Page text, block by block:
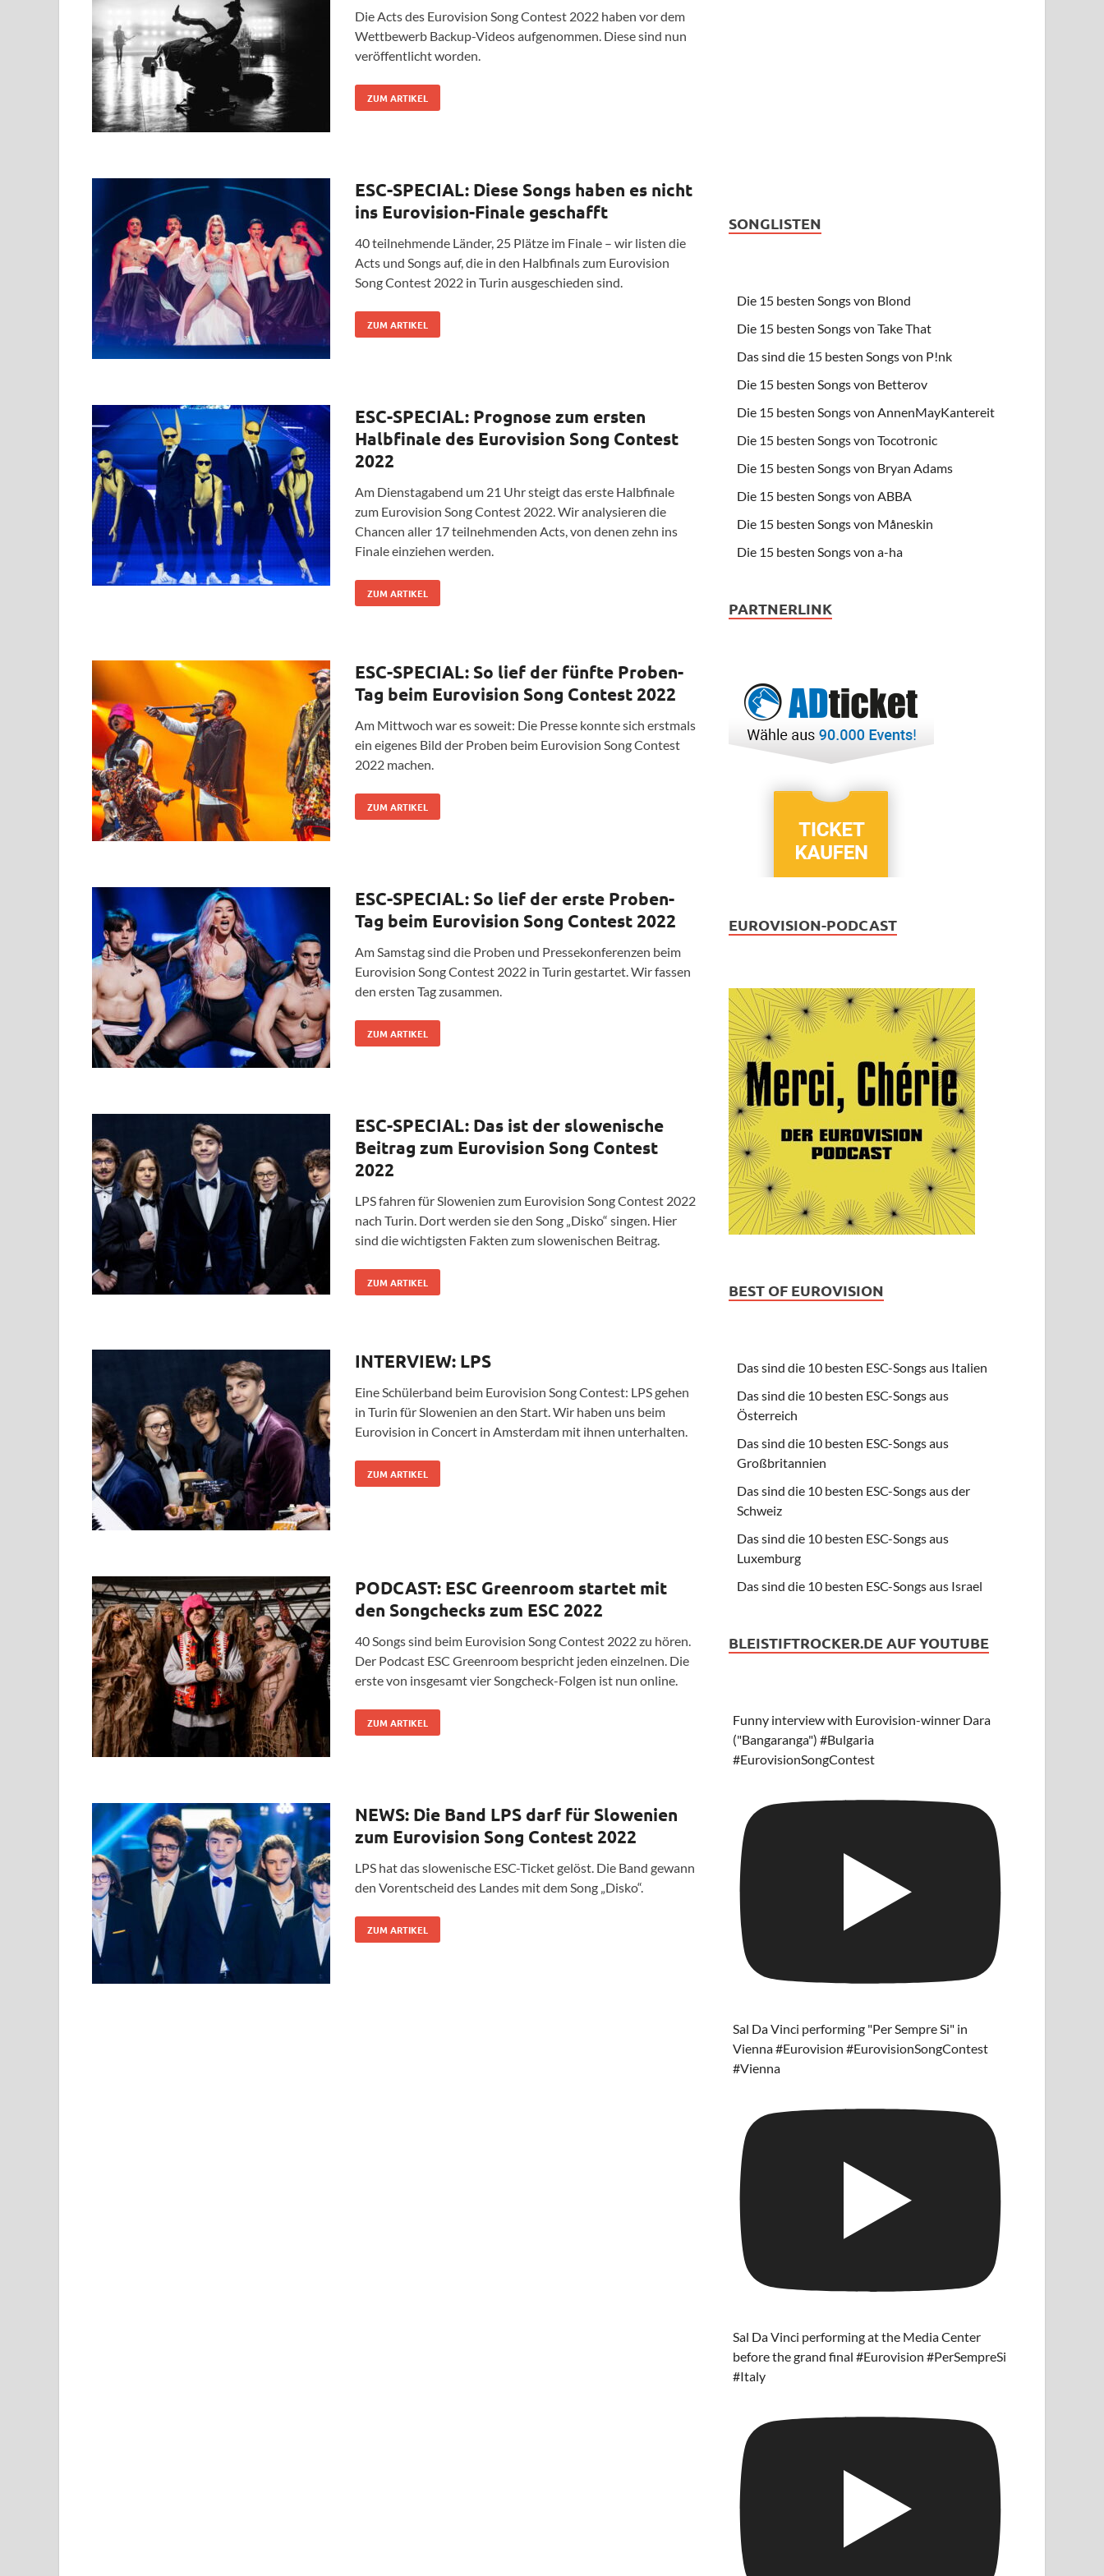
Die Acts des Eurovision Song Contest 2022 haben vor dem
Wettbewerb Backup-Videos aufgenommen. Diese sind nun
veröffentlicht worden.
ZUM ARTIKEL
ESC-SPECIAL: Diese Songs haben es nicht
ins Eurovision-Finale geschafft
40 teilnehmende Länder, 25 Plätze im Finale – wir listen die
Acts und Songs auf, die in den Halbfinals zum Eurovision
Song Contest 2022 in Turin ausgeschieden sind.
ZUM ARTIKEL
ESC-SPECIAL: Prognose zum ersten
Halbfinale des Eurovision Song Contest
2022
Am Dienstagabend um 21 Uhr steigt das erste Halbfinale
zum Eurovision Song Contest 2022. Wir analysieren die
Chancen aller 17 teilnehmenden Acts, von denen zehn ins
Finale einziehen werden.
ZUM ARTIKEL
ESC-SPECIAL: So lief der fünfte Proben-
Tag beim Eurovision Song Contest 2022
Am Mittwoch war es soweit: Die Presse konnte sich erstmals
ein eigenes Bild der Proben beim Eurovision Song Contest
2022 machen.
ZUM ARTIKEL
ESC-SPECIAL: So lief der erste Proben-
Tag beim Eurovision Song Contest 2022
Am Samstag sind die Proben und Pressekonferenzen beim
Eurovision Song Contest 2022 in Turin gestartet. Wir fassen
den ersten Tag zusammen.
ZUM ARTIKEL
ESC-SPECIAL: Das ist der slowenische
Beitrag zum Eurovision Song Contest
2022
LPS fahren für Slowenien zum Eurovision Song Contest 2022
nach Turin. Dort werden sie den Song „Disko“ singen. Hier
sind die wichtigsten Fakten zum slowenischen Beitrag.
ZUM ARTIKEL
INTERVIEW: LPS
Eine Schülerband beim Eurovision Song Contest: LPS gehen
in Turin für Slowenien an den Start. Wir haben uns beim
Eurovision in Concert in Amsterdam mit ihnen unterhalten.
ZUM ARTIKEL
PODCAST: ESC Greenroom startet mit
den Songchecks zum ESC 2022
40 Songs sind beim Eurovision Song Contest 2022 zu hören.
Der Podcast ESC Greenroom bespricht jeden einzelnen. Die
erste von insgesamt vier Songcheck-Folgen ist nun online.
ZUM ARTIKEL
NEWS: Die Band LPS darf für Slowenien
zum Eurovision Song Contest 2022
LPS hat das slowenische ESC-Ticket gelöst. Die Band gewann
den Vorentscheid des Landes mit dem Song „Disko“.
ZUM ARTIKEL
SONGLISTEN
Die 15 besten Songs von Blond
Die 15 besten Songs von Take That
Das sind die 15 besten Songs von P!nk
Die 15 besten Songs von Betterov
Die 15 besten Songs von AnnenMayKantereit
Die 15 besten Songs von Tocotronic
Die 15 besten Songs von Bryan Adams
Die 15 besten Songs von ABBA
Die 15 besten Songs von Måneskin
Die 15 besten Songs von a-ha
PARTNERLINK
EUROVISION-PODCAST
BEST OF EUROVISION
Das sind die 10 besten ESC-Songs aus Italien
Das sind die 10 besten ESC-Songs aus
Österreich
Das sind die 10 besten ESC-Songs aus
Großbritannien
Das sind die 10 besten ESC-Songs aus der
Schweiz
Das sind die 10 besten ESC-Songs aus
Luxemburg
Das sind die 10 besten ESC-Songs aus Israel
BLEISTIFTROCKER.DE AUF YOUTUBE
Funny interview with Eurovision-winner Dara
("Bangaranga") #Bulgaria
#EurovisionSongContest
Sal Da Vinci performing "Per Sempre Si" in
Vienna #Eurovision #EurovisionSongContest
#Vienna
Sal Da Vinci performing at the Media Center
before the grand final #Eurovision #PerSempreSi
#Italy